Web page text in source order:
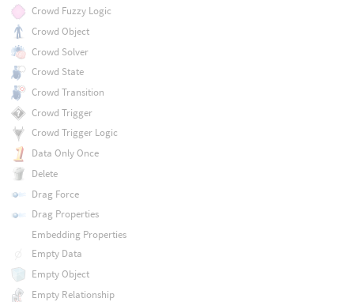
Crowd Fuzzy Logic
Crowd Object
Crowd Solver
Crowd State
Crowd Transition
Crowd Trigger
Crowd Trigger Logic
Data Only Once
Delete
Drag Force
Drag Properties
Embedding Properties
Empty Data
Empty Object
Empty Relationship